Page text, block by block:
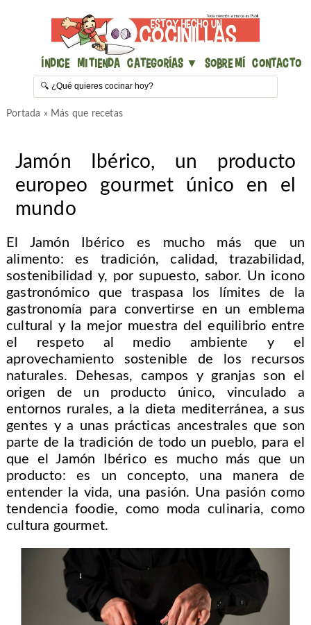
Índice Mi Tienda Categorías ▼ Sobre mí Contacto
Portada » Más que recetas
Jamón Ibérico, un producto
europeo gourmet único en el
mundo
El Jamón Ibérico es mucho más que un
alimento: es tradición, calidad, trazabilidad,
sostenibilidad y, por supuesto, sabor. Un icono
gastronómico que traspasa los límites de la
gastronomía para convertirse en un emblema
cultural y la mejor muestra del equilibrio entre
el respeto al medio ambiente y el
aprovechamiento sostenible de los recursos
naturales. Dehesas, campos y granjas son el
origen de un producto único, vinculado a
entornos rurales, a la dieta mediterránea, a sus
gentes y a unas prácticas ancestrales que son
parte de la tradición de todo un pueblo, para el
que el Jamón Ibérico es mucho más que un
producto: es un concepto, una manera de
entender la vida, una pasión. Una pasión como
tendencia foodie, como moda culinaria, como
cultura gourmet.